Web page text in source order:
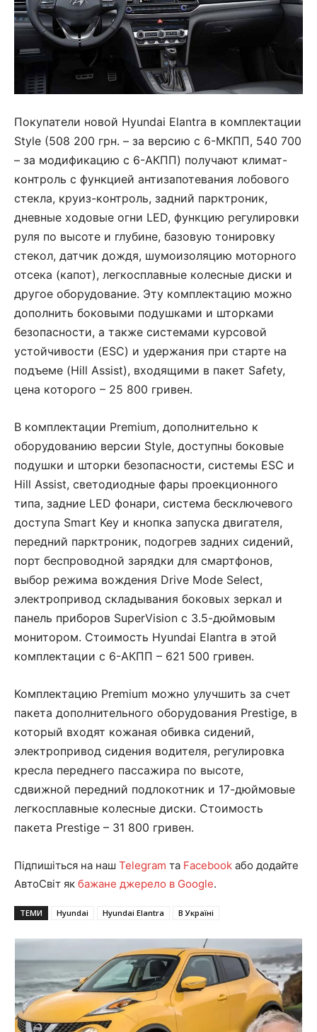
Покупатели новой Hyundai Elantra в комплектации
Style (508 200 грн. – за версию с 6-МКПП, 540 700
– за модификацию с 6-АКПП) получают климат-
контроль с функцией антизапотевания лобового
стекла, круиз-контроль, задний парктроник,
дневные ходовые огни LED, функцию регулировки
руля по высоте и глубине, базовую тонировку
стекол, датчик дождя, шумоизоляцию моторного
отсека (капот), легкосплавные колесные диски и
другое оборудование. Эту комплектацию можно
дополнить боковыми подушками и шторками
безопасности, а также системами курсовой
устойчивости (ESC) и удержания при старте на
подъеме (Hill Assist), входящими в пакет Safety,
цена которого – 25 800 гривен.
В комплектации Premium, дополнительно к
оборудованию версии Style, доступны боковые
подушки и шторки безопасности, системы ESC и
Hill Assist, светодиодные фары проекционного
типа, задние LED фонари, система бесключевого
доступа Smart Key и кнопка запуска двигателя,
передний парктроник, подогрев задних сидений,
порт беспроводной зарядки для смартфонов,
выбор режима вождения Drive Mode Select,
электропривод складывания боковых зеркал и
панель приборов SuperVision с 3.5-дюймовым
монитором. Стоимость Hyundai Elantra в этой
комплектации с 6-АКПП – 621 500 гривен.
Комплектацию Premium можно улучшить за счет
пакета дополнительного оборудования Prestige, в
который входят кожаная обивка сидений,
электропривод сидения водителя, регулировка
кресла переднего пассажира по высоте,
сдвижной передний подлокотник и 17-дюймовые
легкосплавные колесные диски. Стоимость
пакета Prestige – 31 800 гривен.
Підпишіться на наш Telegram та Facebook або додайте
АвтоСвіт як бажане джерело в Google.
ТЕМИ Hyundai Hyundai Elantra В Україні